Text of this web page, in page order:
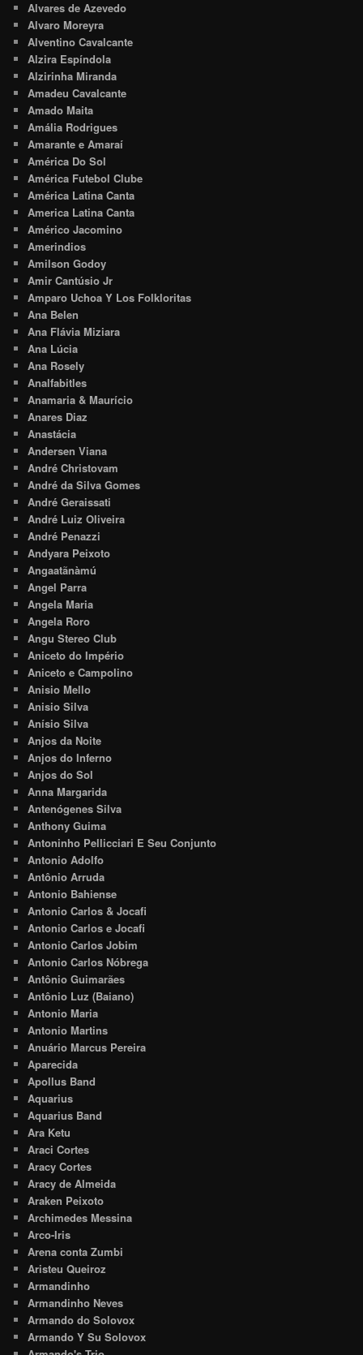
Alvares de Azevedo
Alvaro Moreyra
Alventino Cavalcante
Alzira Espíndola
Alzirinha Miranda
Amadeu Cavalcante
Amado Maita
Amália Rodrigues
Amarante e Amaraí
América Do Sol
América Futebol Clube
América Latina Canta
America Latina Canta
Américo Jacomino
Amerindios
Amilson Godoy
Amir Cantúsio Jr
Amparo Uchoa Y Los Folkloritas
Ana Belen
Ana Flávia Miziara
Ana Lúcia
Ana Rosely
Analfabitles
Anamaria & Maurício
Anares Diaz
Anastácia
Andersen Viana
André Christovam
André da Silva Gomes
André Geraissati
André Luiz Oliveira
André Penazzi
Andyara Peixoto
Angaatãnàmú
Angel Parra
Angela Maria
Angela Roro
Angu Stereo Club
Aniceto do Império
Aniceto e Campolino
Anisio Mello
Anisio Silva
Anísio Silva
Anjos da Noite
Anjos do Inferno
Anjos do Sol
Anna Margarida
Antenógenes Silva
Anthony Guima
Antoninho Pellicciari E Seu Conjunto
Antonio Adolfo
Antônio Arruda
Antonio Bahiense
Antonio Carlos & Jocafi
Antonio Carlos e Jocafi
Antonio Carlos Jobim
Antonio Carlos Nóbrega
Antônio Guimarães
Antônio Luz (Baiano)
Antonio Maria
Antonio Martins
Anuário Marcus Pereira
Aparecida
Apollus Band
Aquarius
Aquarius Band
Ara Ketu
Araci Cortes
Aracy Cortes
Aracy de Almeida
Araken Peixoto
Archimedes Messina
Arco-Iris
Arena conta Zumbi
Aristeu Queiroz
Armandinho
Armandinho Neves
Armando do Solovox
Armando Y Su Solovox